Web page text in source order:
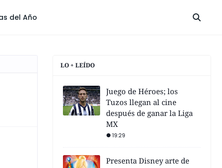
del Año
LO + LEÍDO
Juego de Héroes; los
Tuzos llegan al cine
después de ganar la Liga
MX
19:29
Presenta Disney arte de